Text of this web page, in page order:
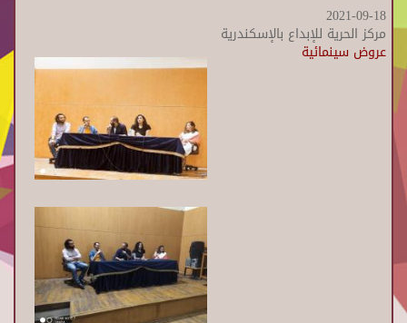
2021-09-18
مركز الحرية للإبداع بالإسكندرية
عروض سينمائية